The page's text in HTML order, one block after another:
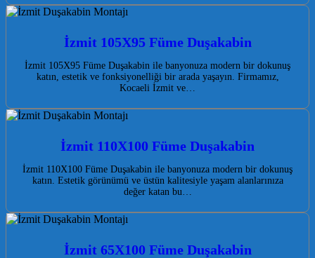
İzmit 105X95 Füme Duşakabin
İzmit 105X95 Füme Duşakabin ile banyonuza modern bir dokunuş
katın, estetik ve fonksiyonelliği bir arada yaşayın. Firmamız,
Kocaeli İzmit ve…
İzmit 110X100 Füme Duşakabin
İzmit 110X100 Füme Duşakabin ile banyonuza modern bir dokunuş
katın. Estetik görünümü ve üstün kalitesiyle yaşam alanlarınıza
değer katan bu…
İzmit 65X100 Füme Duşakabin